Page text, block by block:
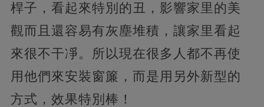
桿子，看起來特別的丑，影響家里的美
觀而且還容易有灰塵堆積，讓家里看起
來很不干凈。所以現在很多人都不再使
用他們來安裝窗簾，而是用另外新型的
方式，效果特別棒！